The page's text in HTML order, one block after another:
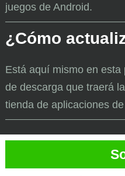
juegos de Android.
¿Cómo
Está aquí mismo en
de descarga que traerá
tienda de aplicaciones